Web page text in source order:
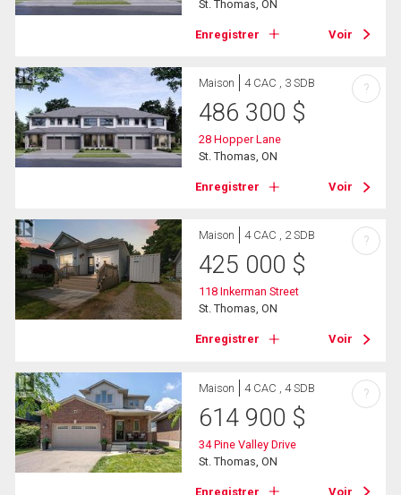
St. Thomas, ON
Enregistrer Voir
Maison 4 CAC , 3 SDB
486 300 $
28 Hopper Lane
St. Thomas, ON
Enregistrer Voir
?
Maison 4 CAC , 2 SDB
425 000 $
118 Inkerman Street
St. Thomas, ON
Enregistrer Voir
?
Maison 4 CAC , 4 SDB
614 900 $
34 Pine Valley Drive
St. Thomas, ON
Enregistrer Voir
?